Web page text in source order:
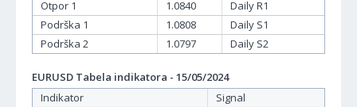
Otpor 1
1.0840
Daily R1
Podrška 1
1.0808
Daily S1
Podrška 2
1.0797 Daily S2
EURUSD Tabela indikatora - 15/05/2024
Indikator
Signal